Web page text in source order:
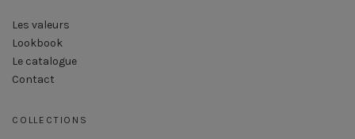
Les valeurs
Lookbook
Le catalogue
Contact
COLLECTIONS